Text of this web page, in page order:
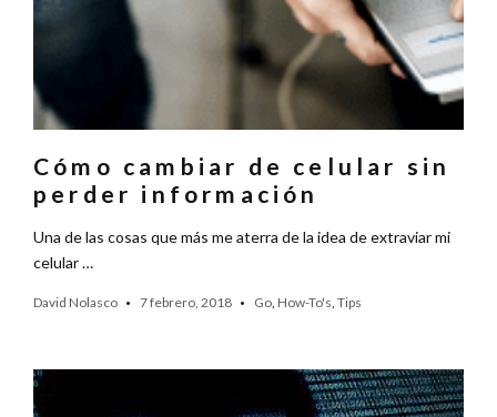
Cómo cambiar de celular sin
perder información
Una de las cosas que más me aterra de la idea de extraviar mi
celular …
David Nolasco 7 febrero, 2018 Go, How-To's, Tips